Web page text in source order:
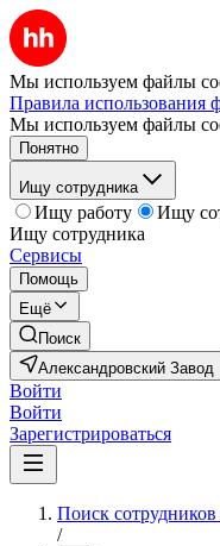
Мы используем файлы
Правила использования
Мы используем файлы
Понятно
Ищу сотрудника
Ищу работу
Ищу
Ищу сотрудника
Сервисы
Помощь
Ещё
Поиск
Александровский Завод
Войти
Войти
Зарегистрироваться
Поиск
/